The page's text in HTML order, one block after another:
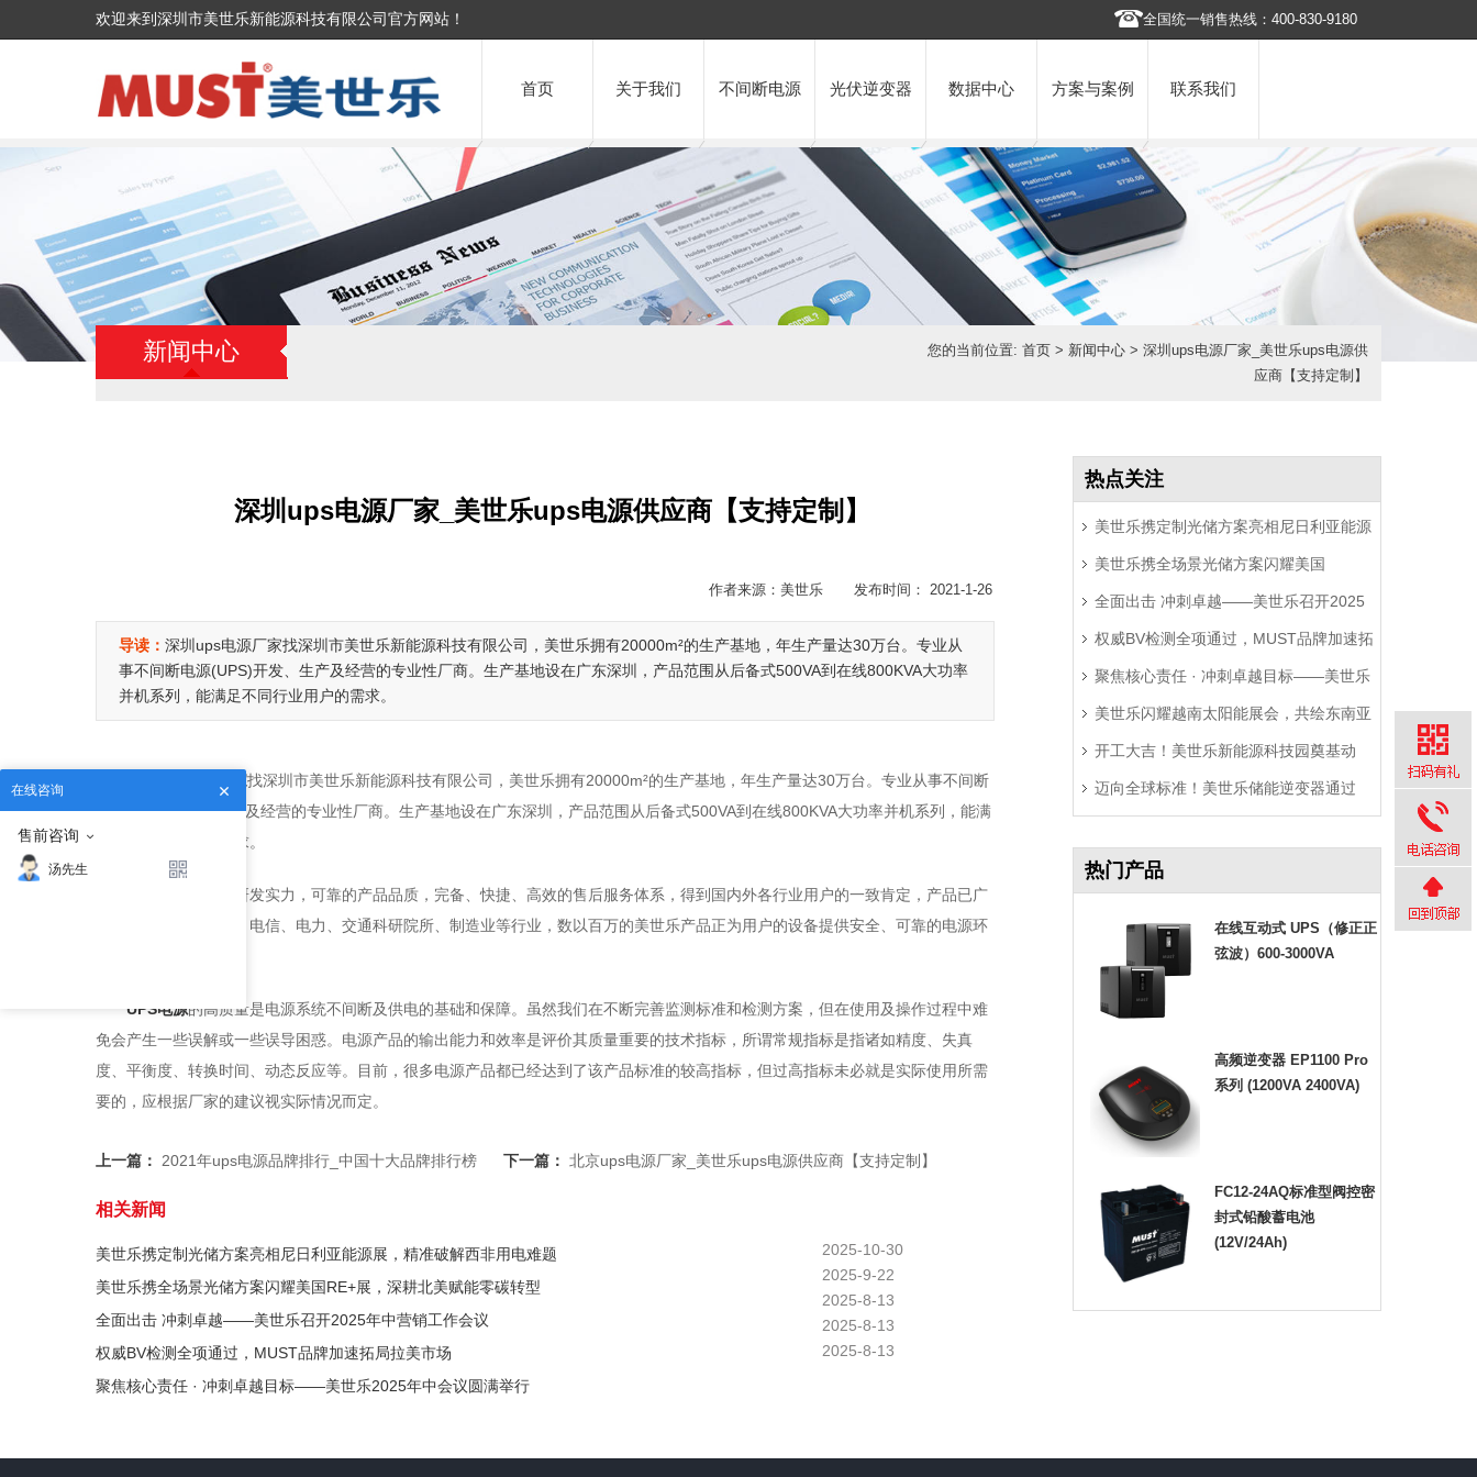
欢迎来到深圳市美世乐新能源科技有限公司官方网站！ 全国统一销售热线：400-830-9180
首页 关于我们 不间断电源 光伏逆变器 数据中心 方案与案例 联系我们
新闻中心 您的当前位置:首页 > 新闻中心 > 深圳ups电源厂家_美世乐ups电源供
应商【支持定制】
深圳ups电源厂家_美世乐ups电源供应商【支持定制】
作者来源：美世乐 发布时间： 2021-1-26
导读： 深圳ups电源厂家找深圳市美世乐新能源科技有限公司，美世乐拥有20000m²的生产基地，年生产量达30万台。专业从
事不间断电源(UPS)开发、生产及经营的专业性厂商。生产基地设在广东深圳，产品范围从后备式500VA到在线800KVA大功率
并机系列，能满足不同行业用户的需求。
ups电源厂家找深圳市美世乐新能源科技有限公司，美世乐拥有20000m²的生产基地，年生产量达30万台。专业从事不间断
电源(UPS)开发、生产及经营的专业性厂商。生产基地设在广东深圳，产品范围从后备式500VA到在线800KVA大功率并机系列，能满
足不同行业用户的需求。
凭借雄厚的技术研发实力，可靠的产品品质，完备、快捷、高效的售后服务体系，得到国内外各行业用户的一致肯定，产品已广
泛应用于政府、金融、电信、电力、交通科研院所、制造业等行业，数以百万的美世乐产品正为用户的设备提供安全、可靠的电源环
UPS电源的高质量是电源系统不间断及供电的基础和保障。虽然我们在不断完善监测标准和检测方案，但在使用及操作过程中难
免会产生一些误解或一些误导困惑。电源产品的输出能力和效率是评价其质量重要的技术指标，所谓常规指标是指诸如精度、失真
度、平衡度、转换时间、动态反应等。目前，很多电源产品都已经达到了该产品标准的较高指标，但过高指标未必就是实际使用所需
要的，应根据厂家的建议视实际情况而定。
上一篇： 2021年ups电源品牌排行_中国十大品牌排行榜 下一篇： 北京ups电源厂家_美世乐ups电源供应商【支持定制】
相关新闻
2025-10-30
美世乐携定制光储方案亮相尼日利亚能源展，精准破解西非用电难题
2025-9-22
美世乐携全场景光储方案闪耀美国RE+展，深耕北美赋能零碳转型
2025-8-13
全面出击 冲刺卓越——美世乐召开2025年中营销工作会议
2025-8-13
权威BV检测全项通过，MUST品牌加速拓局拉美市场
2025-8-13
聚焦核心责任 · 冲刺卓越目标——美世乐2025年中会议圆满举行
热点关注
美世乐携定制光储方案亮相尼日利亚能源
展，精准破解西非用电难题
美世乐携全场景光储方案闪耀美国
RE+展，深耕北美赋能零碳转型
全面出击 冲刺卓越——美世乐召开2025
年中营销工作会议
权威BV检测全项通过，MUST品牌加速拓
局拉美市场
聚焦核心责任 · 冲刺卓越目标——美世乐
2025年中会议圆满举行
美世乐闪耀越南太阳能展会，共绘东南亚
绿色能源新图景
开工大吉！美世乐新能源科技园奠基动
工，迈向全球绿色智造新征程
迈向全球标准！美世乐储能逆变器通过
热门产品
在线互动式 UPS（修正正
弦波）600-3000VA
高频逆变器 EP1100 Pro
系列 (1200VA 2400VA)
FC12-24AQ标准型阀控密
封式铅酸蓄电池
(12V/24Ah)
在线咨询
售前咨询
汤先生